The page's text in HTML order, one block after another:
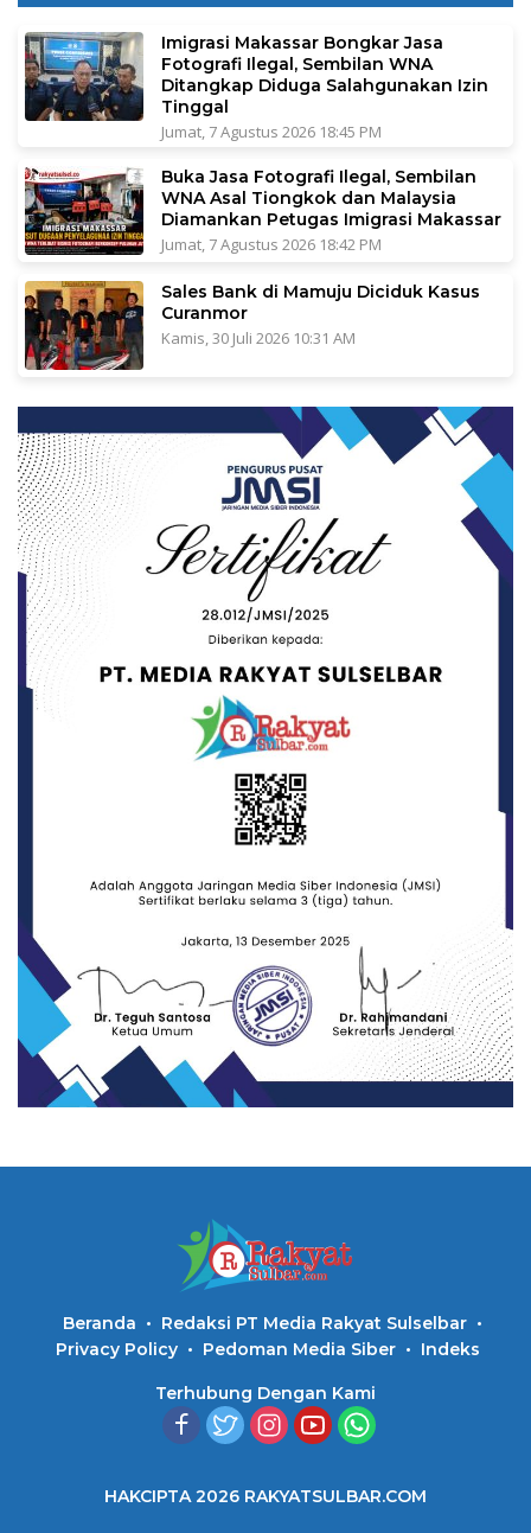
Imigrasi Makassar Bongkar Jasa
Fotografi Ilegal, Sembilan WNA
Ditangkap Diduga Salahgunakan Izin
Tinggal
Jumat, 7 Agustus 2026 18:45 PM
Buka Jasa Fotografi Ilegal, Sembilan
WNA Asal Tiongkok dan Malaysia
Diamankan Petugas Imigrasi Makassar
Jumat, 7 Agustus 2026 18:42 PM
Sales Bank di Mamuju Diciduk Kasus
Curanmor
Kamis, 30 Juli 2026 10:31 AM
Beranda
Redaksi PT Media Rakyat Sulselbar
Privacy Policy
Pedoman Media Siber Indeks
Terhubung Dengan Kami
HAKCIPTA 2026 RAKYATSULBAR.COM